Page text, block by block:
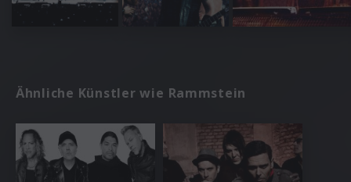
Ähnliche Künstler wie Rammstein